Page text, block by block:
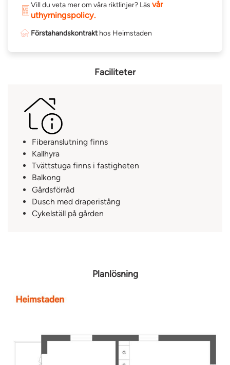
bekvämligheter.
Varmt välkommen att boka en visning på hemsidan av
Vill du veta mer om våra riktlinjer? Läsvår
uthyrningspolicy.
Förstahandskontrakthos Heimstaden
Faciliteter
Fiberanslutning finns
Kallhyra
Tvättstuga finns i fastigheten
Balkong
Gårdsförråd
Dusch med draperistång
Cykelställ på gården
Planlösning